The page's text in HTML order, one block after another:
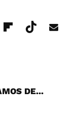
DE...